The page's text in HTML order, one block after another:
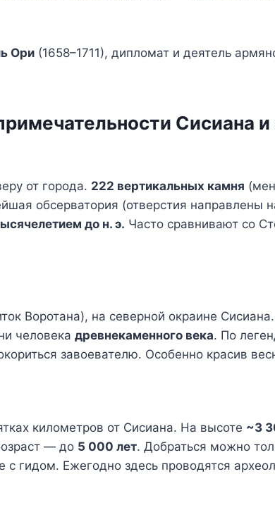
Ори (1658–1711), дипломат и деятель
Сисиана и
от города. 222 вертикальных камня
обсерватория (отверстия направлены
до н. э. Часто сравнивают со
Воротана), на северной окраине
человека древнекаменного века. По
завоевателю. Особенно красив
километров от Сисиана. На высоте ~3
— до 5 000 лет. Добраться можно
с гидом. Ежегодно здесь проводятся